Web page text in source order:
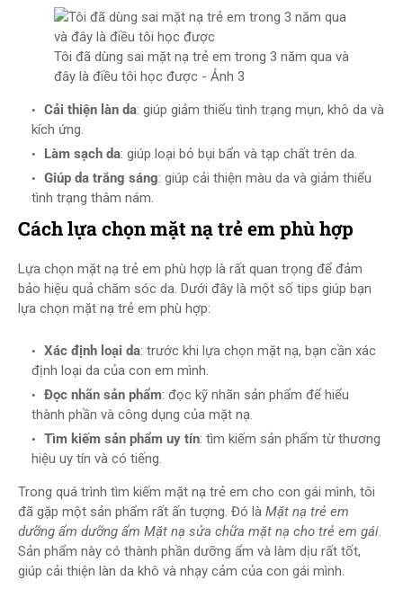
Tôi đã dùng sai mặt nạ trẻ em trong 3 năm qua và
đây là điều tôi học được - Ảnh 3
Cải thiện làn da: giúp giảm thiểu tình trạng mụn, khô da và
kích ứng.
Làm sạch da: giúp loại bỏ bụi bẩn và tạp chất trên da.
Giúp da trắng sáng: giúp cải thiện màu da và giảm thiểu
tình trạng thâm nám.
Cách lựa chọn mặt nạ trẻ em phù hợp
Lựa chọn mặt nạ trẻ em phù hợp là rất quan trọng để đảm
bảo hiệu quả chăm sóc da. Dưới đây là một số tips giúp bạn
lựa chọn mặt nạ trẻ em phù hợp:
Xác định loại da: trước khi lựa chọn mặt nạ, bạn cần xác
định loại da của con em mình.
Đọc nhãn sản phẩm: đọc kỹ nhãn sản phẩm để hiểu
thành phần và công dụng của mặt nạ.
Tìm kiếm sản phẩm uy tín: tìm kiếm sản phẩm từ thương
hiệu uy tín và có tiếng.
Trong quá trình tìm kiếm mặt nạ trẻ em cho con gái mình, tôi
đã gặp một sản phẩm rất ấn tượng. Đó là Mặt nạ trẻ em
dưỡng ẩm dưỡng ẩm Mặt nạ sửa chữa mặt nạ cho trẻ em gái.
Sản phẩm này có thành phần dưỡng ẩm và làm dịu rất tốt,
giúp cải thiện làn da khô và nhạy cảm của con gái mình.